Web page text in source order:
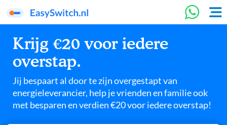
Krijg €20 voor iedere
overstap.
Jij bespaart al door te zijn overgestapt van
energieleverancier, help je vrienden en familie ook
met besparen en verdien €20 voor iedere overstap!